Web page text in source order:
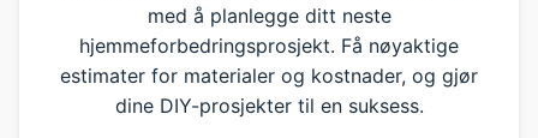
med å planlegge ditt neste
hjemmeforbedringsprosjekt. Få nøyaktige
estimater for materialer og kostnader, og gjør
dine DIY-prosjekter til en suksess.